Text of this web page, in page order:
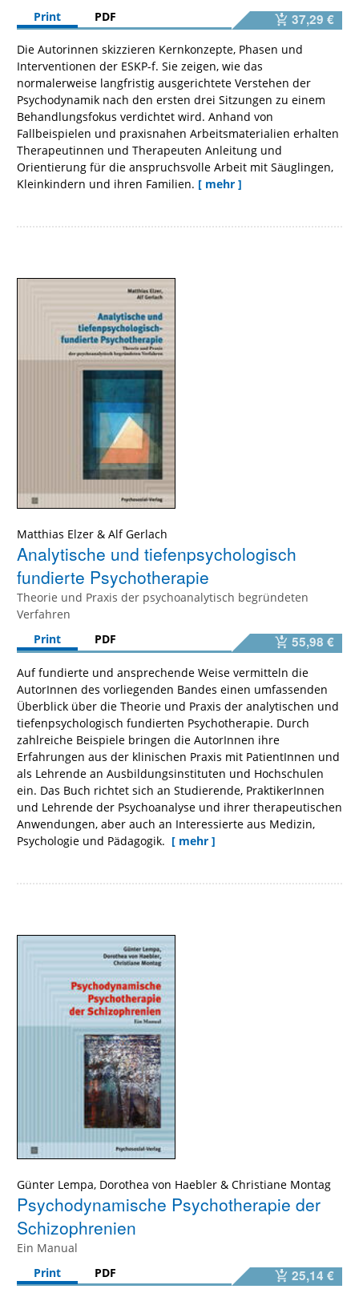
Print
PDF 37,29 €
Die Autorinnen skizzieren Kernkonzepte, Phasen und
Interventionen der ESKP-f. Sie zeigen, wie das
normalerweise langfristig ausgerichtete Verstehen der
Psychodynamik nach den ersten drei Sitzungen zu einem
Behandlungsfokus verdichtet wird. Anhand von
Fallbeispielen und praxisnahen Arbeitsmaterialien erhalten
Therapeutinnen und Therapeuten Anleitung und
Orientierung für die anspruchsvolle Arbeit mit Säuglingen,
Kleinkindern und ihren Familien. [ mehr ]
Matthias Elzer & Alf Gerlach
Analytische und tiefenpsychologisch
fundierte Psychotherapie
Theorie und Praxis der psychoanalytisch begründeten
Verfahren
Print
PDF 55,98 €
Auf fundierte und ansprechende Weise vermitteln die
AutorInnen des vorliegenden Bandes einen umfassenden
Überblick über die Theorie und Praxis der analytischen und
tiefenpsychologisch fundierten Psychotherapie. Durch
zahlreiche Beispiele bringen die AutorInnen ihre
Erfahrungen aus der klinischen Praxis mit PatientInnen und
als Lehrende an Ausbildungsinstituten und Hochschulen
ein. Das Buch richtet sich an Studierende, PraktikerInnen
und Lehrende der Psychoanalyse und ihrer therapeutischen
Anwendungen, aber auch an Interessierte aus Medizin,
Psychologie und Pädagogik. [ mehr ]
Günter Lempa, Dorothea von Haebler & Christiane Montag
Psychodynamische Psychotherapie der
Schizophrenien
Ein Manual
Print
PDF 25,14 €